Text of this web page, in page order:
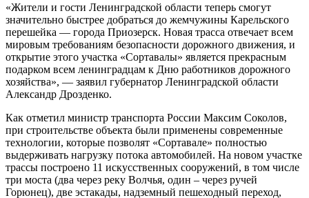
«Жители и гости Ленинградской области теперь смогут
значительно быстрее добраться до жемчужины Карельского
перешейка — города Приозерск. Новая трасса отвечает всем
мировым требованиям безопасности дорожного движения, и
открытие этого участка «Сортавалы» является прекрасным
подарком всем ленинградцам к Дню работников дорожного
хозяйства», — заявил губернатор Ленинградской области
Александр Дрозденко.
Как отметил министр транспорта России Максим Соколов,
при строительстве объекта были применены современные
технологии, которые позволят «Сортавале» полностью
выдерживать нагрузку потока автомобилей. На новом участке
трассы построено 11 искусственных сооружений, в том числе
три моста (два через реку Волчья, один – через ручей
Горюнец), две эстакады, надземный пешеходный переход,